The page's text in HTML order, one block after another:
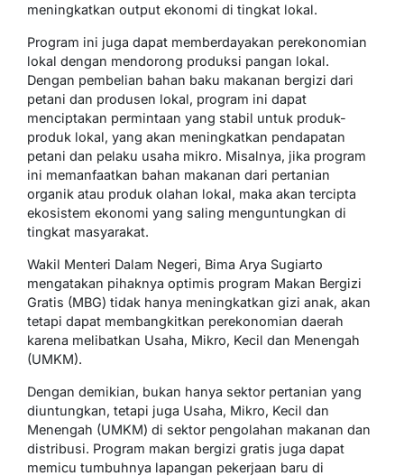
meningkatkan output ekonomi di tingkat lokal.
Program ini juga dapat memberdayakan perekonomian
lokal dengan mendorong produksi pangan lokal.
Dengan pembelian bahan baku makanan bergizi dari
petani dan produsen lokal, program ini dapat
menciptakan permintaan yang stabil untuk produk-
produk lokal, yang akan meningkatkan pendapatan
petani dan pelaku usaha mikro. Misalnya, jika program
ini memanfaatkan bahan makanan dari pertanian
organik atau produk olahan lokal, maka akan tercipta
ekosistem ekonomi yang saling menguntungkan di
tingkat masyarakat.
Wakil Menteri Dalam Negeri, Bima Arya Sugiarto
mengatakan pihaknya optimis program Makan Bergizi
Gratis (MBG) tidak hanya meningkatkan gizi anak, akan
tetapi dapat membangkitkan perekonomian daerah
karena melibatkan Usaha, Mikro, Kecil dan Menengah
(UMKM).
Dengan demikian, bukan hanya sektor pertanian yang
diuntungkan, tetapi juga Usaha, Mikro, Kecil dan
Menengah (UMKM) di sektor pengolahan makanan dan
distribusi. Program makan bergizi gratis juga dapat
memicu tumbuhnya lapangan pekerjaan baru di